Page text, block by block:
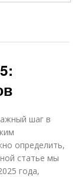
шаг в
определить,
статье мы
года,